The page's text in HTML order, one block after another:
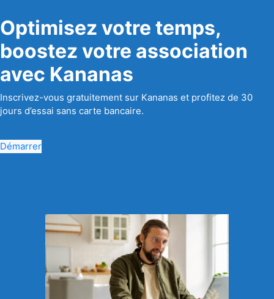
Optimisez votre temps,
boostez votre association
avec Kananas
Inscrivez-vous gratuitement sur Kananas et profitez de 30
jours d’essai sans carte bancaire.
Démarrer